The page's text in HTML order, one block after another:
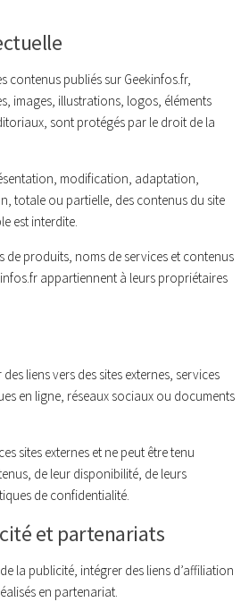
contenus publiés sur Geekinfos.fr,
images, illustrations, logos, éléments
sont protégés par le droit de la
modification, adaptation,
totale ou partielle, des contenus du site
est interdite.
de produits, noms de services et contenus
appartiennent à leurs propriétaires
liens vers des sites externes, services
en ligne, réseaux sociaux ou documents
sites externes et ne peut être tenu
de leur disponibilité, de leurs
de confidentialité.
et partenariats
la publicité, intégrer des liens d’affiliation
en partenariat.